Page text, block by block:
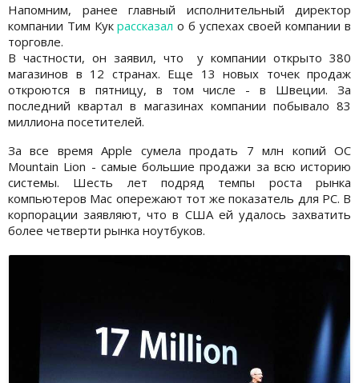
Напомним, ранее главный исполнительный директор
компании Тим Кукрассказал о б успехах своей компании в
торговле.
В частности, он заявил, что у компании открыто 380
магазинов в 12 странах. Еще 13 новых точек продаж
откроются в пятницу, в том числе - в Швеции. За
последний квартал в магазинах компании побывало 83
миллиона посетителей.
За все время Apple сумела продать 7 млн копий ОС
Mountain Lion - самые большие продажи за всю историю
системы. Шесть лет подряд темпы роста рынка
компьютеров Mac опережают тот же показатель для PC. В
корпорации заявляют, что в США ей удалось захватить
более четверти рынка ноутбуков.